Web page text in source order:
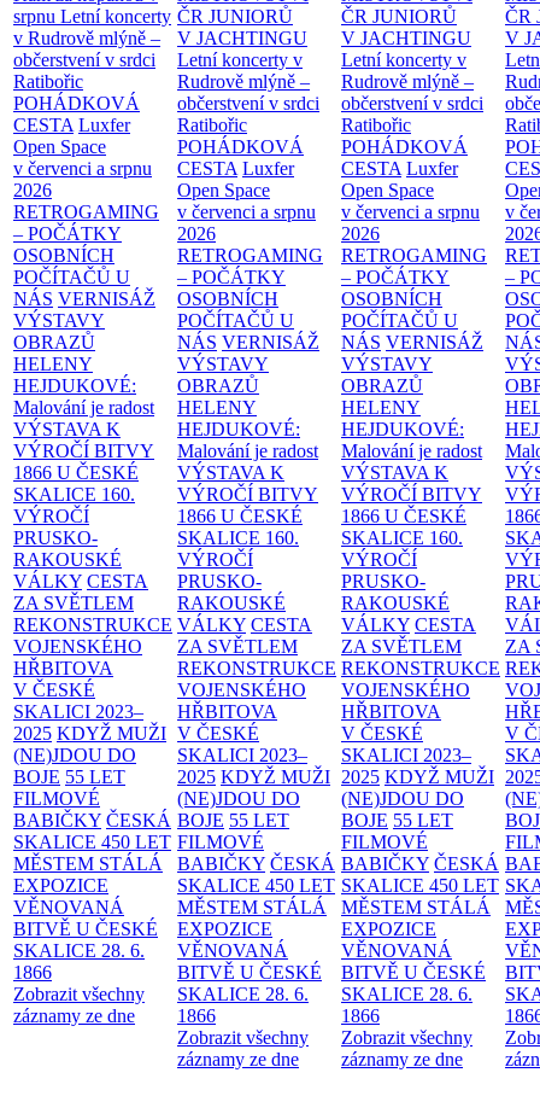
srpnu Letní koncerty
v Rudrově mlýně –
občerstvení v srdci
Ratibořic
POHÁDKOVÁ
CESTA Luxfer
Open Space
v červenci a srpnu
2026
RETROGAMING
– POČÁTKY
OSOBNÍCH
POČÍTAČŮ U
NÁS VERNISÁŽ
VÝSTAVY
OBRAZŮ
HELENY
HEJDUKOVÉ:
Malování je radost
VÝSTAVA K
VÝROČÍ BITVY
1866 U ČESKÉ
SKALICE 160.
VÝROČÍ
PRUSKO-
RAKOUSKÉ
VÁLKY CESTA
ZA SVĚTLEM
REKONSTRUKCE
VOJENSKÉHO
HŘBITOVA
V ČESKÉ
SKALICI 2023–
2025 KDYŽ MUŽI
(NE)JDOU DO
BOJE 55 LET
FILMOVÉ
BABIČKY ČESKÁ
SKALICE 450 LET
MĚSTEM STÁLÁ
EXPOZICE
VĚNOVANÁ
BITVĚ U ČESKÉ
SKALICE 28. 6.
1866
Zobrazit všechny
záznamy ze dne
ČR JUNIORŮ
V JACHTINGU
Letní koncerty v
Rudrově mlýně –
občerstvení v srdci
Ratibořic
POHÁDKOVÁ
CESTA Luxfer
Open Space
v červenci a srpnu
2026
RETROGAMING
– POČÁTKY
OSOBNÍCH
POČÍTAČŮ U
NÁS VERNISÁŽ
VÝSTAVY
OBRAZŮ
HELENY
HEJDUKOVÉ:
Malování je radost
VÝSTAVA K
VÝROČÍ BITVY
1866 U ČESKÉ
SKALICE 160.
VÝROČÍ
PRUSKO-
RAKOUSKÉ
VÁLKY CESTA
ZA SVĚTLEM
REKONSTRUKCE
VOJENSKÉHO
HŘBITOVA
V ČESKÉ
SKALICI 2023–
2025 KDYŽ MUŽI
(NE)JDOU DO
BOJE 55 LET
FILMOVÉ
BABIČKY ČESKÁ
SKALICE 450 LET
MĚSTEM STÁLÁ
EXPOZICE
VĚNOVANÁ
BITVĚ U ČESKÉ
SKALICE 28. 6.
1866
Zobrazit všechny
záznamy ze dne
ČR JUNIORŮ
V JACHTINGU
Letní koncerty v
Rudrově mlýně –
občerstvení v srdci
Ratibořic
POHÁDKOVÁ
CESTA Luxfer
Open Space
v červenci a srpnu
2026
RETROGAMING
– POČÁTKY
OSOBNÍCH
POČÍTAČŮ U
NÁS VERNISÁŽ
VÝSTAVY
OBRAZŮ
HELENY
HEJDUKOVÉ:
Malování je radost
VÝSTAVA K
VÝROČÍ BITVY
1866 U ČESKÉ
SKALICE 160.
VÝROČÍ
PRUSKO-
RAKOUSKÉ
VÁLKY CESTA
ZA SVĚTLEM
REKONSTRUKCE
VOJENSKÉHO
HŘBITOVA
V ČESKÉ
SKALICI 2023–
2025 KDYŽ MUŽI
(NE)JDOU DO
BOJE 55 LET
FILMOVÉ
BABIČKY ČESKÁ
SKALICE 450 LET
MĚSTEM STÁLÁ
EXPOZICE
VĚNOVANÁ
BITVĚ U ČESKÉ
SKALICE 28. 6.
1866
Zobrazit všechny
záznamy ze dne
ČR
V
v
–
ZA
V